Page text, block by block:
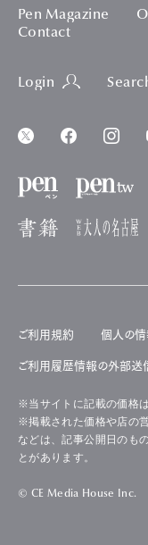
Pen Magazine
Contact
Login
ご利用規約 個人の情
ご利用履歴情報の外部送
※当サイトに記載の価格
※掲載された価格や店の
などは、記事公開日のも
とがあります。
© CE Media House Inc.